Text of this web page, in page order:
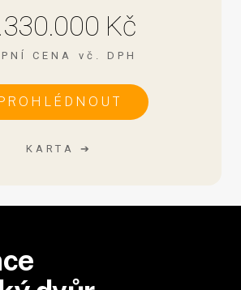
Kč
CENA vč. DPH
KARTA ➔